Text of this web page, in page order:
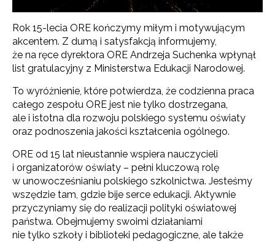
Rok 15-lecia ORE kończymy miłym i motywującym
akcentem. Z dumą i satysfakcją informujemy,
że na ręce dyrektora ORE Andrzeja Suchenka wpłynął
list gratulacyjny z Ministerstwa Edukacji Narodowej.
To wyróżnienie, które potwierdza, że codzienna praca
całego zespołu ORE jest nie tylko dostrzegana,
ale i istotna dla rozwoju polskiego systemu oświaty
oraz podnoszenia jakości kształcenia ogólnego.
ORE od 15 lat nieustannie wspiera nauczycieli
i organizatorów oświaty – pełni kluczową rolę
w unowocześnianiu polskiego szkolnictwa. Jesteśmy
wszędzie tam, gdzie bije serce edukacji. Aktywnie
przyczyniamy się do realizacji polityki oświatowej
państwa. Obejmujemy swoimi działaniami
nie tylko szkoły i biblioteki pedagogiczne, ale także